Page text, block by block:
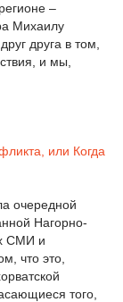
–
Михаилу
друга в том,
и мы,
или Когда
очередной
Нагорно-
СМИ и
что это,
того,